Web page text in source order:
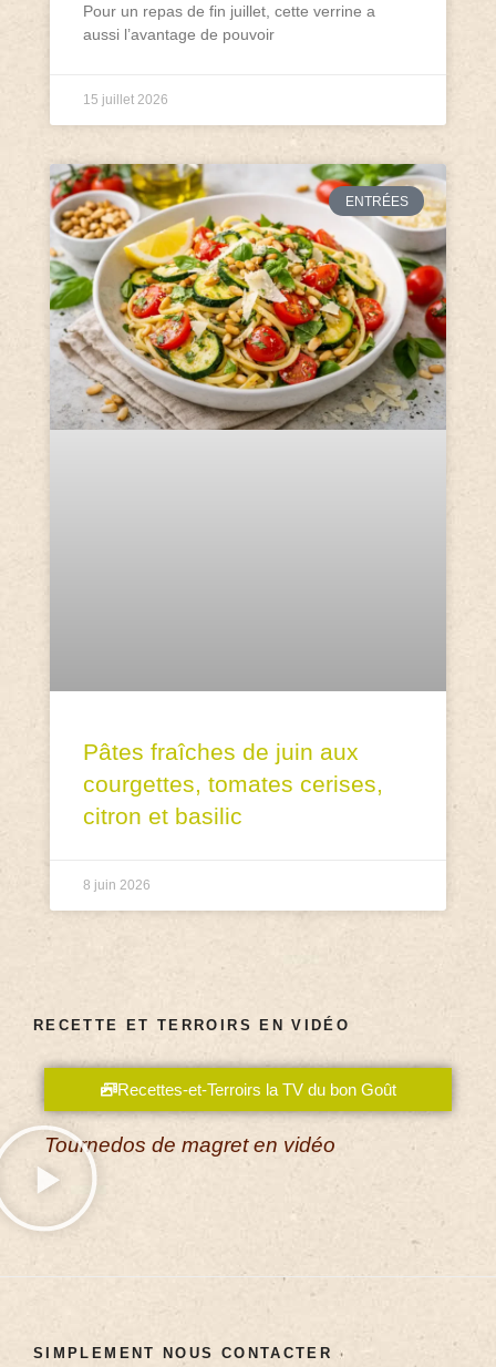
Pour un repas de fin juillet, cette verrine a
aussi l’avantage de pouvoir
15 juillet 2026
ENTRÉES
Pâtes fraîches de juin aux
courgettes, tomates cerises,
citron et basilic
8 juin 2026
RECETTE ET TERROIRS EN VIDÉO
Recettes-et-Terroirs la TV du bon Goût
Tournedos de magret en vidéo
SIMPLEMENT NOUS CONTACTER